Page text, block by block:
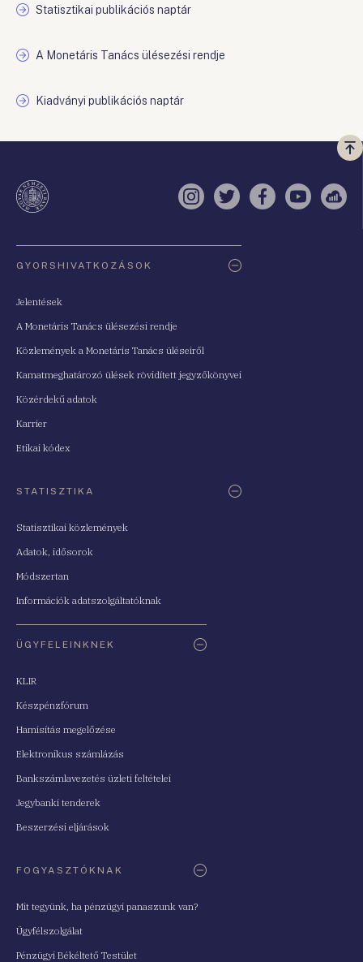
Statisztikai publikációs naptár
A Monetáris Tanács ülésezési rendje
Kiadványi publikációs naptár
a
Instagram
TwitterFacebook
YouTube
GYORSHIVATKOZÁSOK
Jelentések
A Monetáris Tanács ülésezési rendje
Közlemények a Monetáris Tanács üléseiről
Kamatmeghatározó ülések rövidített jegyzőkönyvei
Közérdekű adatok
Karrier
Etikai kódex
STATISZTIKA
Statisztikai közlemények
Adatok, idősorok
Módszertan
Információk adatszolgáltatóknak
ÜGYFELEINKNEK
KLIR
Készpénzfórum
Hamisítás megelőzése
Elektronikus számlázás
Bankszámlavezetés üzleti feltételei
Jegybanki tenderek
Beszerzési eljárások
FOGYASZTÓKNAK
Mit tegyünk, ha pénzügyi panaszunk van?
Ügyfélszolgálat
Pénzügyi Békéltető Testület